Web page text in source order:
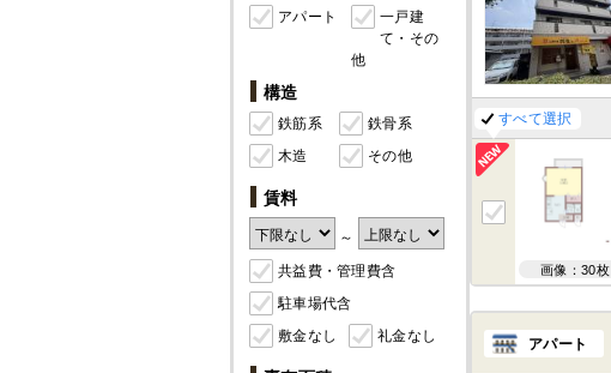
アパート
一戸建
て・その
他
構造
鉄筋系
鉄骨系
木造
その他
賃料
～
共益費・管理費含
駐車場代含
敷金なし
礼金なし
すべて選択
画像：30枚
アパート